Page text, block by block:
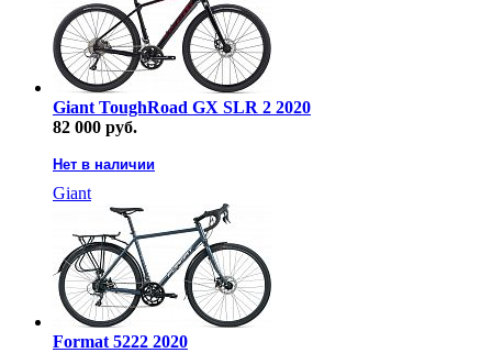
Giant ToughRoad GX SLR 2 2020
82 000 руб.
Нет в наличии
Giant
Format 5222 2020